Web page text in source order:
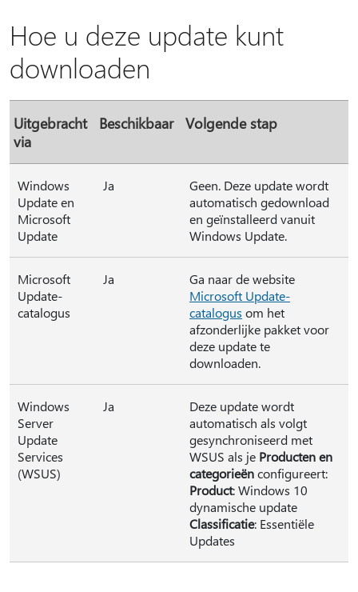
Hoe u deze update kunt
downloaden
Uitgebracht
via
Beschikbaar Volgende stap
Windows
Update en
Microsoft
Update
Ja
Geen. Deze update wordt
automatisch gedownload
en geïnstalleerd vanuit
Windows Update.
Microsoft
Update-
catalogus
Ja
Ga naar de website
Microsoft Update-
catalogus om het
afzonderlijke pakket voor
deze update te
downloaden.
Windows
Server
Update
Services
(WSUS)
Ja
Deze update wordt
automatisch als volgt
gesynchroniseerd met
WSUS als je Producten en
categorieënconfigureert:
Product: Windows 10
dynamische update
Classificatie: Essentiële
Updates